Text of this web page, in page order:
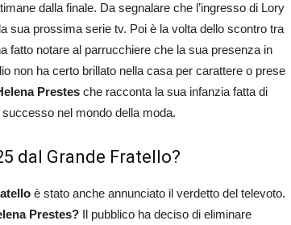
dalla finale. Da segnalare che l’ingresso di Lory
sua prossima serie tv. Poi è la volta dello scontro tra
fatto notare al parrucchiere che la sua presenza in
non ha certo brillato nella casa per carattere o prese
Prestes che racconta la sua infanzia fatta di
nel mondo della moda.
dal Grande Fratello?
è stato anche annunciato il verdetto del televoto.
Prestes? Il pubblico ha deciso di eliminare